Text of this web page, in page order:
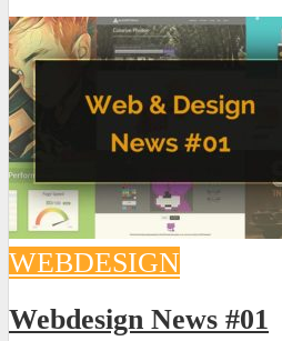
WEBDESIGN
Webdesign News #01